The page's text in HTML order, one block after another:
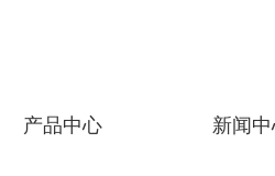
产品中心 新闻